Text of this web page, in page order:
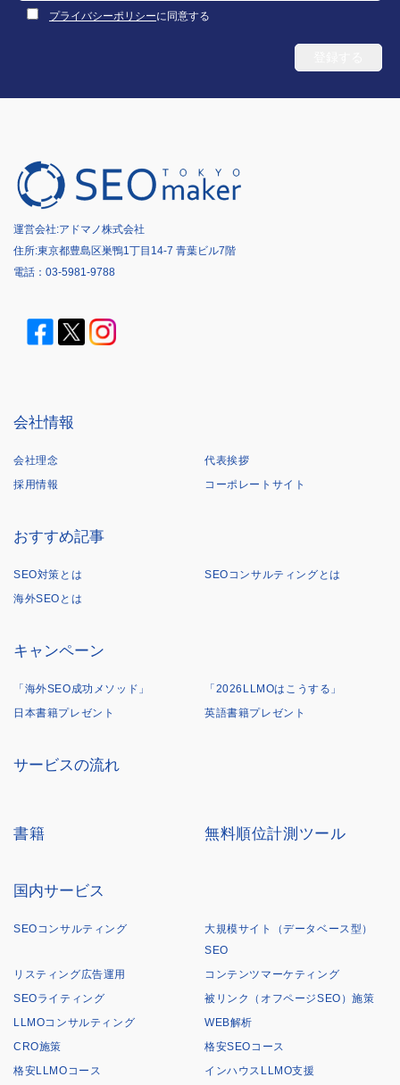
プライバシーポリシーに同意する
運営会社:アドマノ株式会社
住所:東京都豊島区巣鴨1丁目14-7 青葉ビル7階
電話： 03-5981-9788
会社情報
会社理念
代表挨拶
採用情報
コーポレートサイト
おすすめ記事
SEO対策とは
SEOコンサルティングとは
海外SEOとは
キャンペーン
「海外SEO成功メソッド」
「2026LLMOはこうする」
日本書籍プレゼント
英語書籍プレゼント
サービスの流れ
書籍 無料順位計測ツール
国内サービス
SEOコンサルティング
大規模サイト（データベース型）
SEO
リスティング広告運用
コンテンツマーケティング
SEOライティング
被リンク（オフページSEO）施策
LLMOコンサルティング
WEB解析
CRO施策
格安SEOコース
格安LLMOコース
インハウスLLMO支援